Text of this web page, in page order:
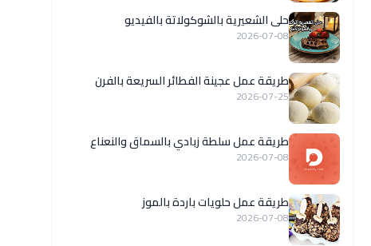
حلى الشعيرية بالشوكولاتة بالفيديو
2026-07-08
طريقة عمل عجينة الفطائر السريعة بالفرن
2026-07-25
طريقة عمل سلطة زبادي بالسماق والنعناع
2026-07-08
طريقة عمل حلويات باردة بالموز
2026-07-08